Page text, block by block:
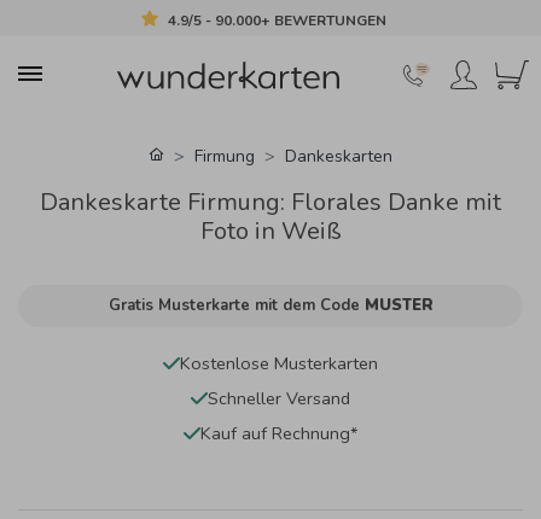
4.9/5 - 90.000+ BEWERTUNGEN
Firmung Dankeskarten
Dankeskarte Firmung: Florales Danke mit
Foto in Weiß
Gratis Musterkarte mit dem Code MUSTER
Kostenlose Musterkarten
Schneller Versand
Kauf auf Rechnung*